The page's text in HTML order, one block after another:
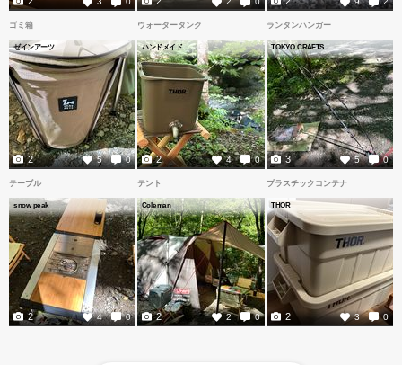
ゴミ箱
ゼインアーツ
5 0
2
ウォータータンク
ハンドメイド
4 0
2
ランタンハンガー
TOKYO CRAFTS
5 0
3
テーブル
snow peak
4 0
2
テント
Coleman
2 0
2
プラスチックコンテナ
THOR
3 0
2